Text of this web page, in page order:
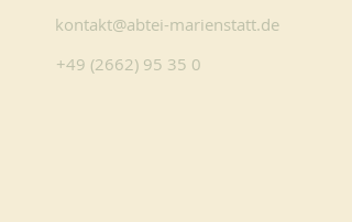
kontakt@abtei-marienstatt.de
+49 (2662) 95 35 0